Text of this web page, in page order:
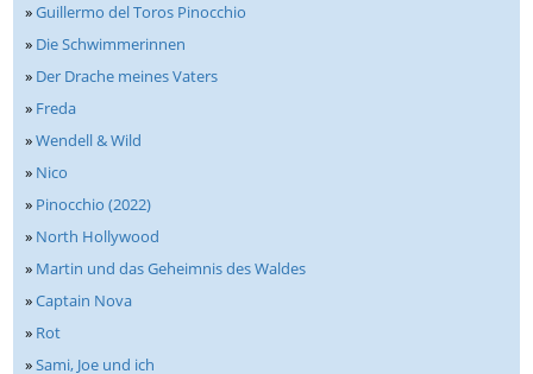
»Guillermo del Toros Pinocchio
» Die Schwimmerinnen
» Der Drache meines Vaters
» Freda
»Wendell & Wild
» Nico
» Pinocchio (2022)
» North Hollywood
» Martin und das Geheimnis des Waldes
»Captain Nova
» Rot
»Sami, Joe und ich